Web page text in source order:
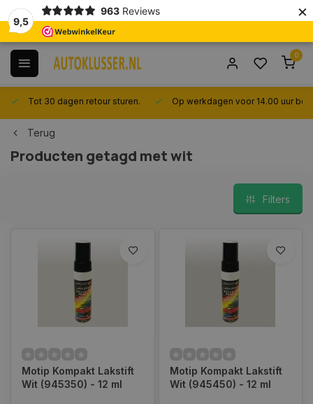
9,5
963 Reviews ×
0
Tot 30 dagen retour sturen. Op werkdagen voor 14.00 uur
Terug
Producten getagd met wit
Filters
Motip Kompakt Lakstift
Wit (945350) - 12 ml
Motip Kompakt Lakstift
Wit (945450) - 12 ml